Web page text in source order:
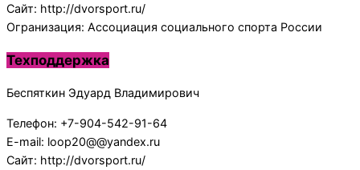
Сайт: http://dvorsport.ru/
Огранизация: Ассоциация социального спорта России
Техподдержка
Беспяткин Эдуард Владимирович
Телефон: +7-904-542-91-64
E-mail: loop20@@yandex.ru
Сайт: http://dvorsport.ru/